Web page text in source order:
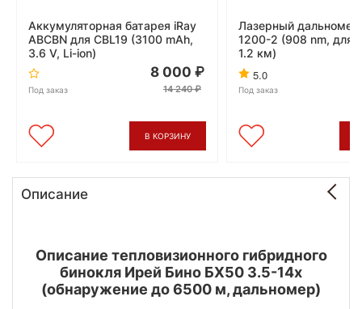
Аккумуляторная батарея iRay
ABCBN для CBL19 (3100 mAh,
3.6 V, Li-ion)
Под заказ
8 000
14 240
В КОРЗИНУ
Лазерный дальномер
1200-2 (908 nm, для
1.2 км)
5.0
Под заказ
Описание
Описание тепловизионного гибридного
бинокля Ирей Бино БХ50 3.5-14х
(обнаружение до 6500 м, дальномер)